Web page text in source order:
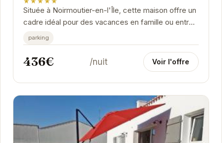
Située à Noirmoutier-en-l'Île, cette maison offre un
cadre idéal pour des vacances en famille ou entre
amis. Proche de la plage, vous pourrez...
parking
436€ /nuit Voir l'offre